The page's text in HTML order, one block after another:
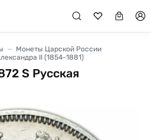
Монеты Царской России
II (1854-1881)
S Русская